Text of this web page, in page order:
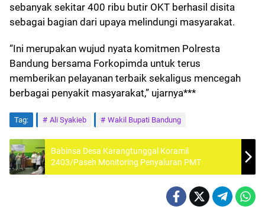
sebanyak sekitar 400 ribu butir OKT berhasil disita
sebagai bagian dari upaya melindungi masyarakat.
“Ini merupakan wujud nyata komitmen Polresta
Bandung bersama Forkopimda untuk terus
memberikan pelayanan terbaik sekaligus mencegah
berbagai penyakit masyarakat,” ujarnya***
Tag: Ali Syakieb Wakil Bupati Bandung
Babinsa Desa Karangtunggal Koramil
2403/Paseh Monitoring Penyaluran PMT